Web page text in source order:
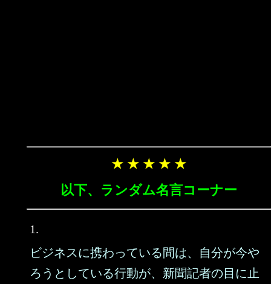
★ ★ ★ ★ ★
以下、ランダム名言コーナー
1.
ビジネスに携わっている間は、自分が今や
ろうとしている行動が、新聞記者の目に止